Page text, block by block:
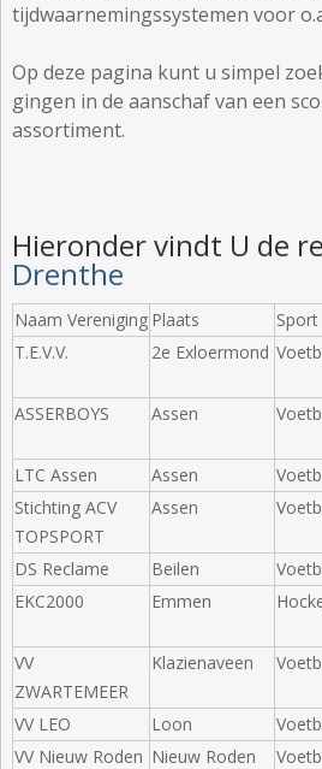
tijdwaarnemingssystemen voor
Op deze pagina kunt u simpel
gingen in de aanschaf van een
assortiment.
Hieronder vindt U de
Drenthe
Naam Vereniging Plaats Sport
T.E.V.V.
2e Exloermond
ASSERBOYS
Assen
LTC Assen
Assen
Stichting ACV
TOPSPORT
Assen
DS Reclame Beilen
EKC2000
Emmen
VV
ZWARTEMEER
Klazienaveen
VV LEO
Loon
VV Nieuw Roden Nieuw Roden